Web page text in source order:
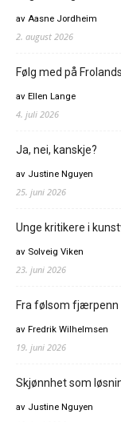
av Aasne Jordheim
2. august 2026
Følg med på
av Ellen Lange
4. juli 2026
Ja, nei, kanskje?
av Justine Nguyen
25. juni 2026
Unge kritikere i
av Solveig Viken
23. juni 2026
Fra følsom
av Fredrik Wilhelmsen
19. juni 2026
Skjønnhet som
av Justine Nguyen